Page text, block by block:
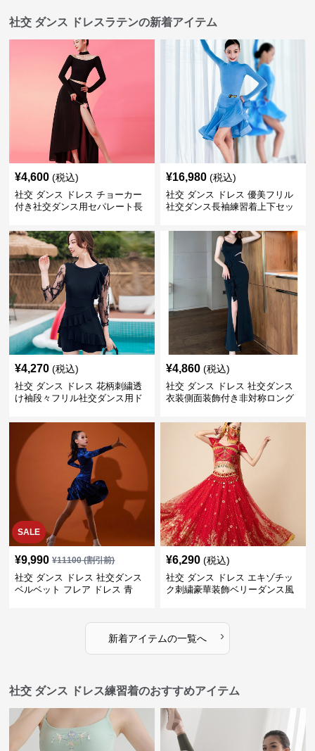
社交 ダンス ドレスラテンの新着アイテム
¥4,600 (税込)
社交 ダンス ドレス チョーカー
付き社交ダンス用セパレート長
¥16,980 (税込)
社交 ダンス ドレス 優美フリル
社交ダンス長袖練習着上下セッ
¥4,270 (税込)
社交 ダンス ドレス 花柄刺繍透
け袖段々フリル社交ダンス用ド
¥4,860 (税込)
社交 ダンス ドレス 社交ダンス
衣装側面装飾付き非対称ロング
SALE
¥9,990 ¥11100(割引前)
社交 ダンス ドレス 社交ダンス
ベルベット フレア ドレス 青
¥6,290 (税込)
社交 ダンス ドレス エキゾチッ
ク刺繍豪華装飾ベリーダンス風
新着アイテムの一覧へ ›
社交 ダンス ドレス練習着のおすすめアイテム